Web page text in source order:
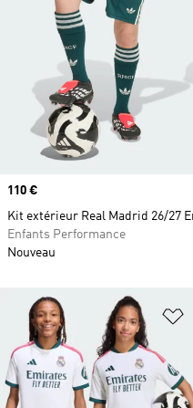
Prix
110 €
Kit extérieur Real Madrid 26/27
Enfants Performance
Nouveau